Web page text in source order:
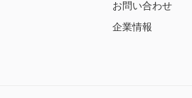
お問い合わせ
企業情報